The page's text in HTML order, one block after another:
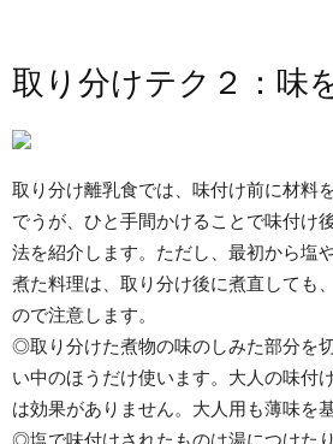
取り分けテク２：味
取り分け離乳食では、味付け前に材料
でうが、ひと手間かけることで味付け
法を紹介します。ただし、最初から塩
煮た料理は、取り分け後に煮直しても
ので注意します。
◎取り分けた煮物の味のしみた部分を
い中のほうだけ使います。大人の味付
は効果がありません。大人用も薄味を
◎塩で味付けされたものは湯につけた